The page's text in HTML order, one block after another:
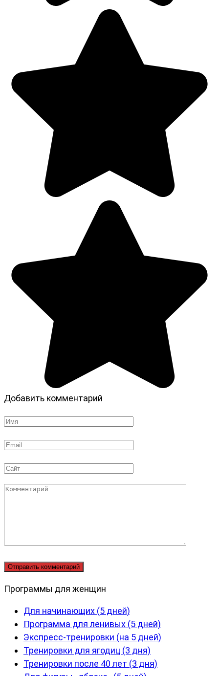
Добавить комментарий
Имя
Email
Сайт
Комментарий
Программы для женщин
Для начинающих (5 дней)
Программа для ленивых (5 дней)
Экспресс-тренировки (на 5 дней)
Тренировки для ягодиц (3 дня)
Тренировки после 40 лет (3 дня)